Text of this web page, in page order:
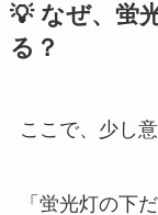
💡 なぜ、蛍
る？
ここで、少し
「蛍光灯の下